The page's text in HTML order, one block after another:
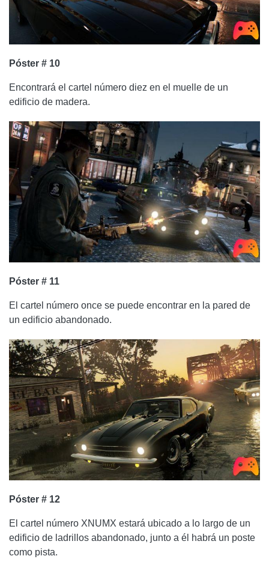
Póster # 10
Encontrará el cartel número diez en el muelle de un
edificio de madera.
Póster # 11
El cartel número once se puede encontrar en la pared de
un edificio abandonado.
Póster # 12
El cartel número XNUMX estará ubicado a lo largo de un
edificio de ladrillos abandonado, junto a él habrá un poste
como pista.